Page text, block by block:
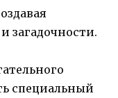
загадочности.
специальный